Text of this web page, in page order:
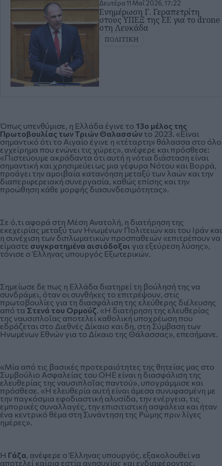
Δευτέρα 11 Μαΐ 2026, 17:22
Ενημέρωση Γ. Γεραπετρίτη
στους ΥΠΕΞ της ΕΕ για το drone
στη Λευκάδα
ΠΟΛΙΤΙΚΗ
Όπως υπενθύμισε, η Ελλάδα έγινε το 13ο μέλος της
Πρωτοβουλίας των Τριών Θαλασσώντο 2023. «Είναι
σημαντικό ότι το Αιγαίο έγινε η «τέταρτη» θάλασσα στο όλο
εγχείρημα που ενώνει τις χώρες», ανέφερε και πρόσθεσε:
«Πιστεύουμε ακράδαντα ότι αυτή η νότια διάσταση είναι
σημαντική και χρησιμεύει ως μια γέφυρα Νότου και Βορρά,
προάγει την αμοιβαία κατανόηση μεταξύ των λαών και την
διαπεριφερειακή συνεργασία, καθώς επίσης και την
προώθηση κάθε μορφής διασυνδεσιμότητας».
Σε ό,τι αφορά στη Μέση Ανατολή, η διατήρηση της
εκεχειρίας μεταξύ των Ηνωμένων Πολιτειών και του Ιράν και
η συνέχιση των διπλωματικών προσπαθειών «επιτρέπουν να
είμαστε συγκρατημένα αισιόδοξοι για εξεύρεση λύσης»,
τόνισε ο Έλληνας υπουργός Εξωτερικών.
Σημείωσε δε πως η Ελλάδα διατηρεί τη βούλησή της να
συνδράμει, όταν οι συνθήκες το επιτρέψουν, στις
πρωτοβουλίες για τη διασφάλιση της ελεύθερης διέλευσης
από ταΣτενά του Ορμούζ. «Η διατήρηση της ελευθερίας
της ναυσιπλοΐας αποτελεί καθολική υποχρέωση που
εδράζεται στο Διεθνές Δίκαιο και δη, στη Σύμβαση των
Ηνωμένων Εθνών για το Δίκαιο της Θάλασσας», επεσήμανε.
«Μία από τις βασικές προτεραιότητες της θητείας μας στο
Συμβούλιο Ασφαλείας του ΟΗΕ είναι η διασφάλιση της
ελευθερίας της ναυσιπλοΐας παντού», υπογράμμισε και
πρόσθεσε. «Η ελευθερία αυτή είναι άμεσα συνυφασμένη με
την παγκόσμια εφοδιαστική αλυσίδα, την ενέργεια, τις
εμπορικές συναλλαγές, την επισιτιστική ασφάλεια και ήταν
ένα κεντρικό θέμα στη Συνάντηση της Ρώμης πριν λίγες
ημέρες».
Η Γάζα, ανέφερε ο Έλληνας υπουργός, εξακολουθεί να
αποτελεί καίρια εστία ανησυχίας και ενδιαφέροντος.